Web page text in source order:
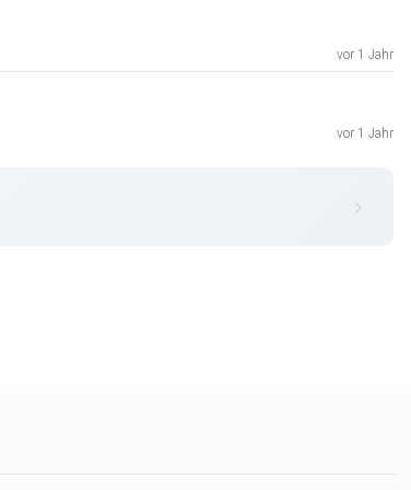
vor 1 Jahr
vor 1 Jahr